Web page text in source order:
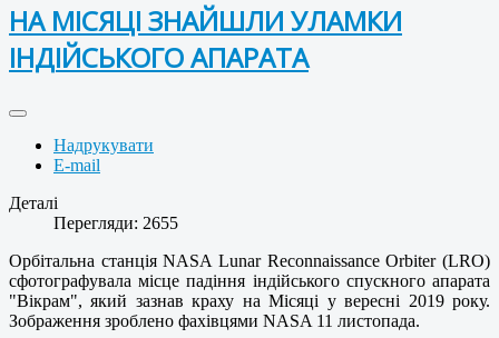
НА МІСЯЦІ ЗНАЙШЛИ УЛАМКИ
ІНДІЙСЬКОГО АПАРАТА
Надрукувати
E-mail
Деталі
Перегляди: 2655
Орбітальна станція NASA Lunar Reconnaissance Orbiter (LRO)
сфотографувала місце падіння індійського спускного апарата
"Вікрам", який зазнав краху на Місяці у вересні 2019 року.
Зображення зроблено фахівцями NASA 11 листопада.